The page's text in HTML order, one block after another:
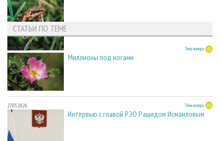
СТАТЬИ ПО ТЕМЕ
27.05.2026 Тема номера
Миллионы под ногами
27.05.2026 Тема номера
Интервью с главой РЭО Рашидом Исмаиловым